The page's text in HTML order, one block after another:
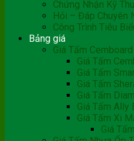
Chứng Nhận Kỹ
Hỏi – Đáp Chuyên
Công Trình Tiêu
Bảng giá
Giá Tấm Cemboard
Giá Tấm
Giá Tấm
Giá Tấm
Giá Tấm
Giá Tấm Ally
Giá Tấm Xi
Giá